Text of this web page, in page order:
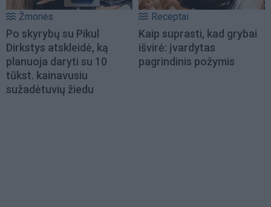
Žmonės
Po skyrybų su Pikul
Dirkstys atskleidė, ką
planuoja daryti su 10
tūkst. kainavusiu
sužadėtuvių žiedu
Receptai
Kaip suprasti, kad grybai
išvirė: įvardytas
pagrindinis požymis